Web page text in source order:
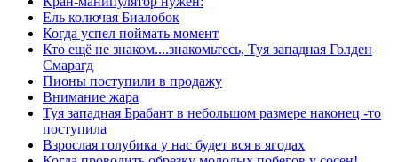
Ель колючая Биалобок
Когда успел поймать момент
Кто ещё не знаком....знакомьтесь, Туя западная Голден
Смарагд
Пионы поступили в продажу
Внимание жара
Туя западная Брабант в небольшом размере наконец -то
поступила
Взрослая голубика у нас будет вся в ягодах